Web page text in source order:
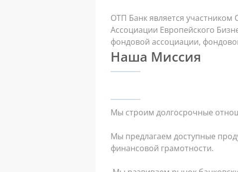
ОТП Банк является участником
Ассоциации Европейского
фондовой ассоциации,
Наша Миссия
Мы строим долгосрочные
Мы предлагаем доступные
финансовой грамотности.